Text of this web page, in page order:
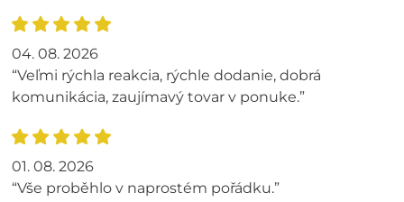
04. 08. 2026
“Veľmi rýchla reakcia, rýchle dodanie, dobrá
komunikácia, zaujímavý tovar v ponuke.”
01. 08. 2026
“Vše proběhlo v naprostém pořádku.”